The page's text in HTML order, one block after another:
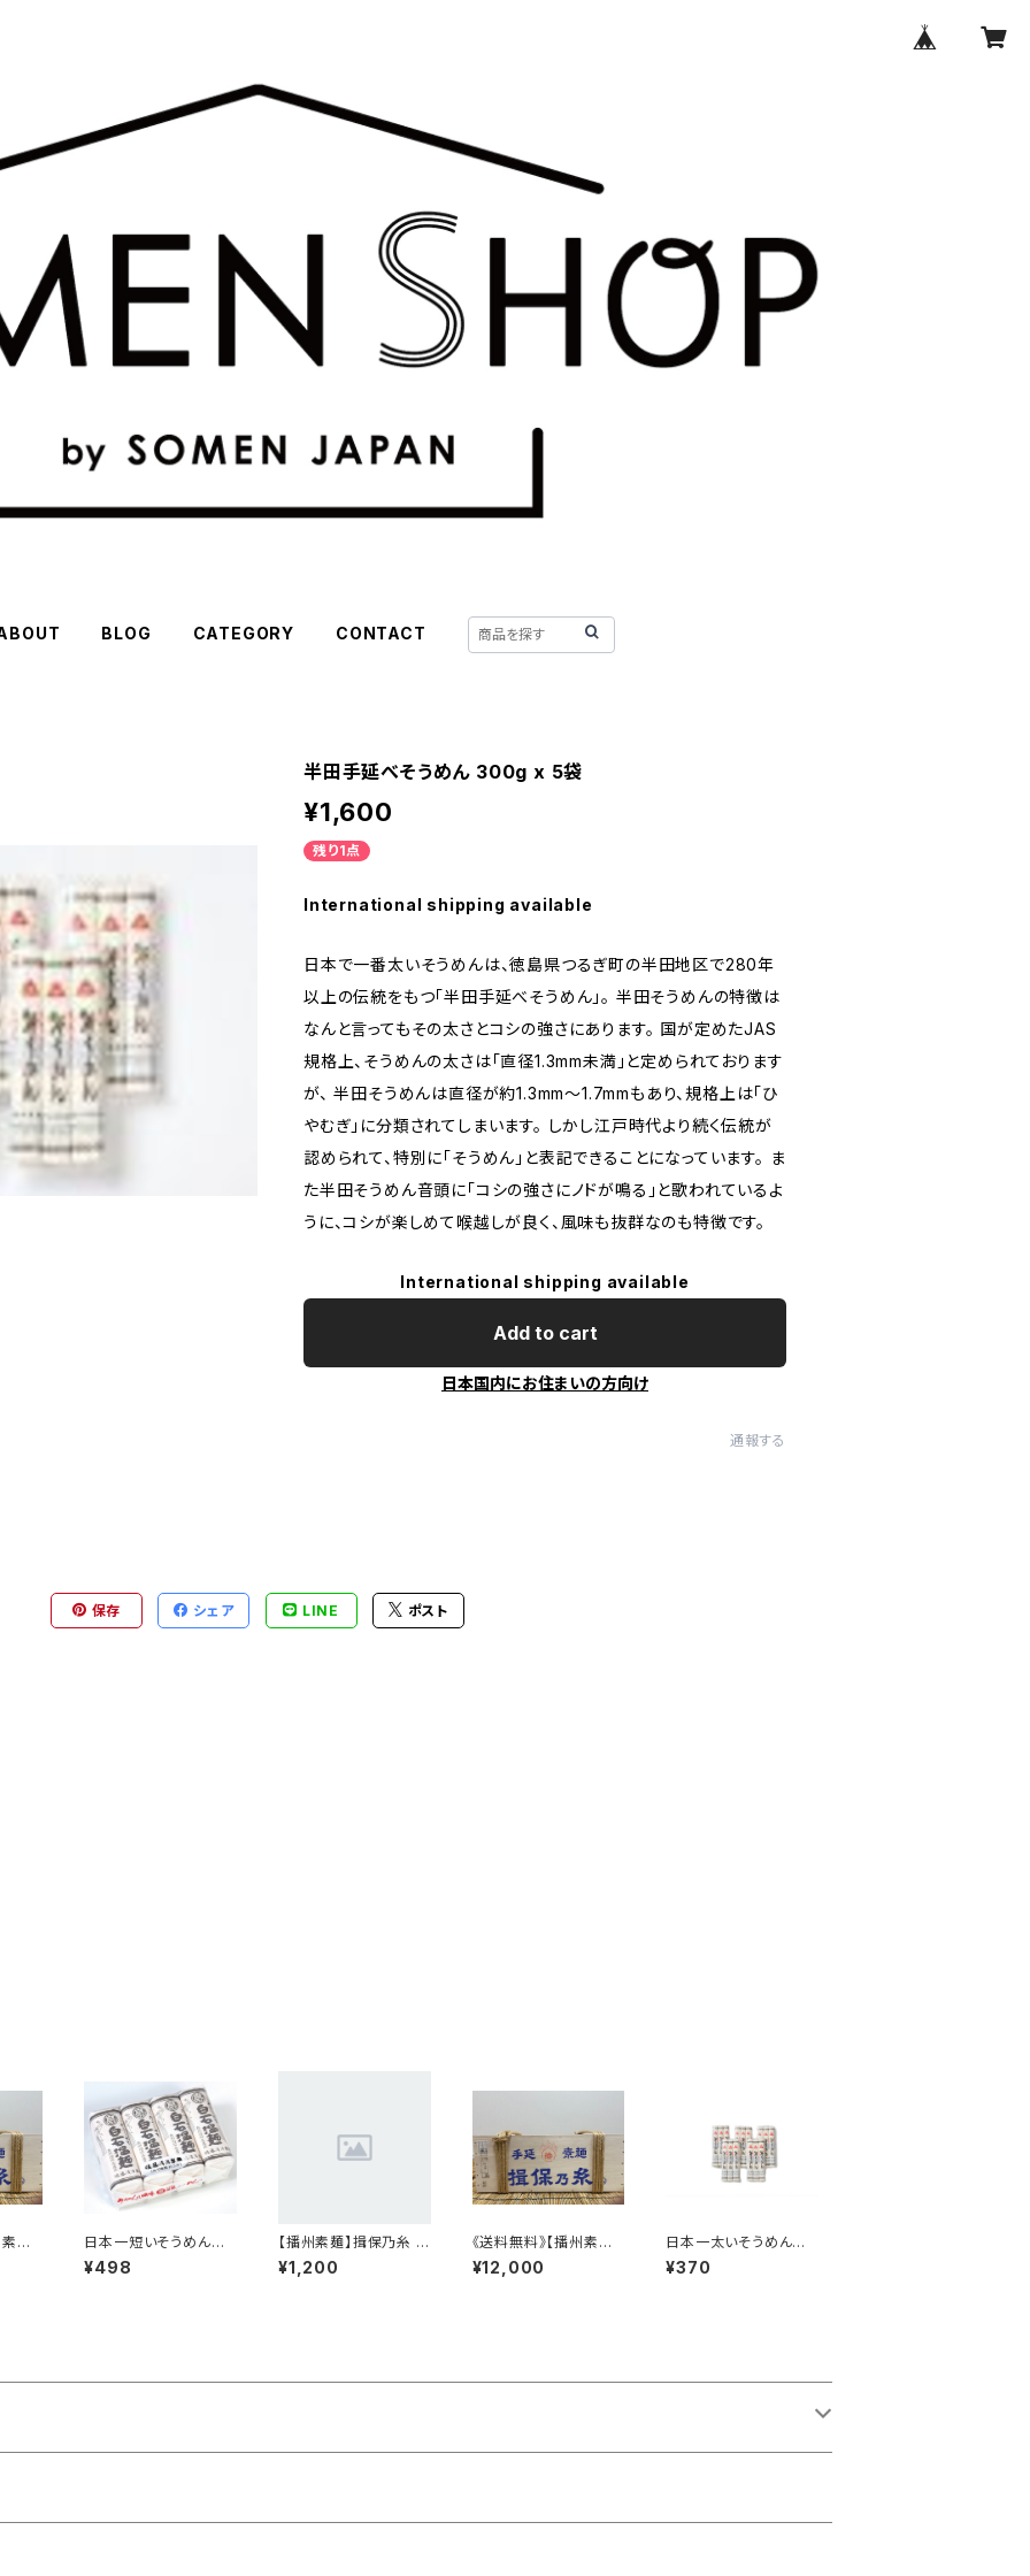
BLOG CATEGORY CONTACT
半田手延べそうめん 300g x 5袋
¥1,600
残り1点
International shipping available
日本で一番太いそうめんは、徳島県つるぎ町の半田地区で280年
以上の伝統をもつ「半田手延べそうめん」。 半田そうめんの特徴は
なんと言ってもその太さとコシの強さにあります。 国が定めたJAS
規格上、そうめんの太さは「直径1.3mm未満」と定められております
が、 半田そうめんは直径が約1.3mm～1.7mmもあり、規格上は「ひ
やむぎ」に分類されてしまいます。 しかし江戸時代より続く伝統が
認められて、特別に「そうめん」と表記できることになっています。 ま
た半田そうめん音頭に「コシの強さにノドが鳴る」と歌われているよ
うに、コシが楽しめて喉越しが良く、風味も抜群なのも特徴です。
International shipping available
Add to cart
日本国内にお住まいの方向け
通報する
保存 シェア LINE ポスト
麺】
日本一短いそうめん
「白石温麺」
¥498
【播州素麺】揖保乃糸 特
級品 300g×2袋
¥1,200
《送料無料》【播州素麺】
揖保乃糸 特級品 9kg
木箱 黒帯 特級
¥12,000
日本一太いそうめん
「半田そうめん」
¥370